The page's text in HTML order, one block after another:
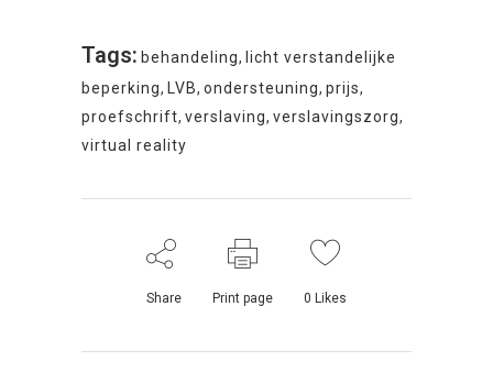
Tags: behandeling, licht verstandelijke
beperking, LVB, ondersteuning, prijs,
proefschrift, verslaving, verslavingszorg,
virtual reality
Share Print page 0 Likes